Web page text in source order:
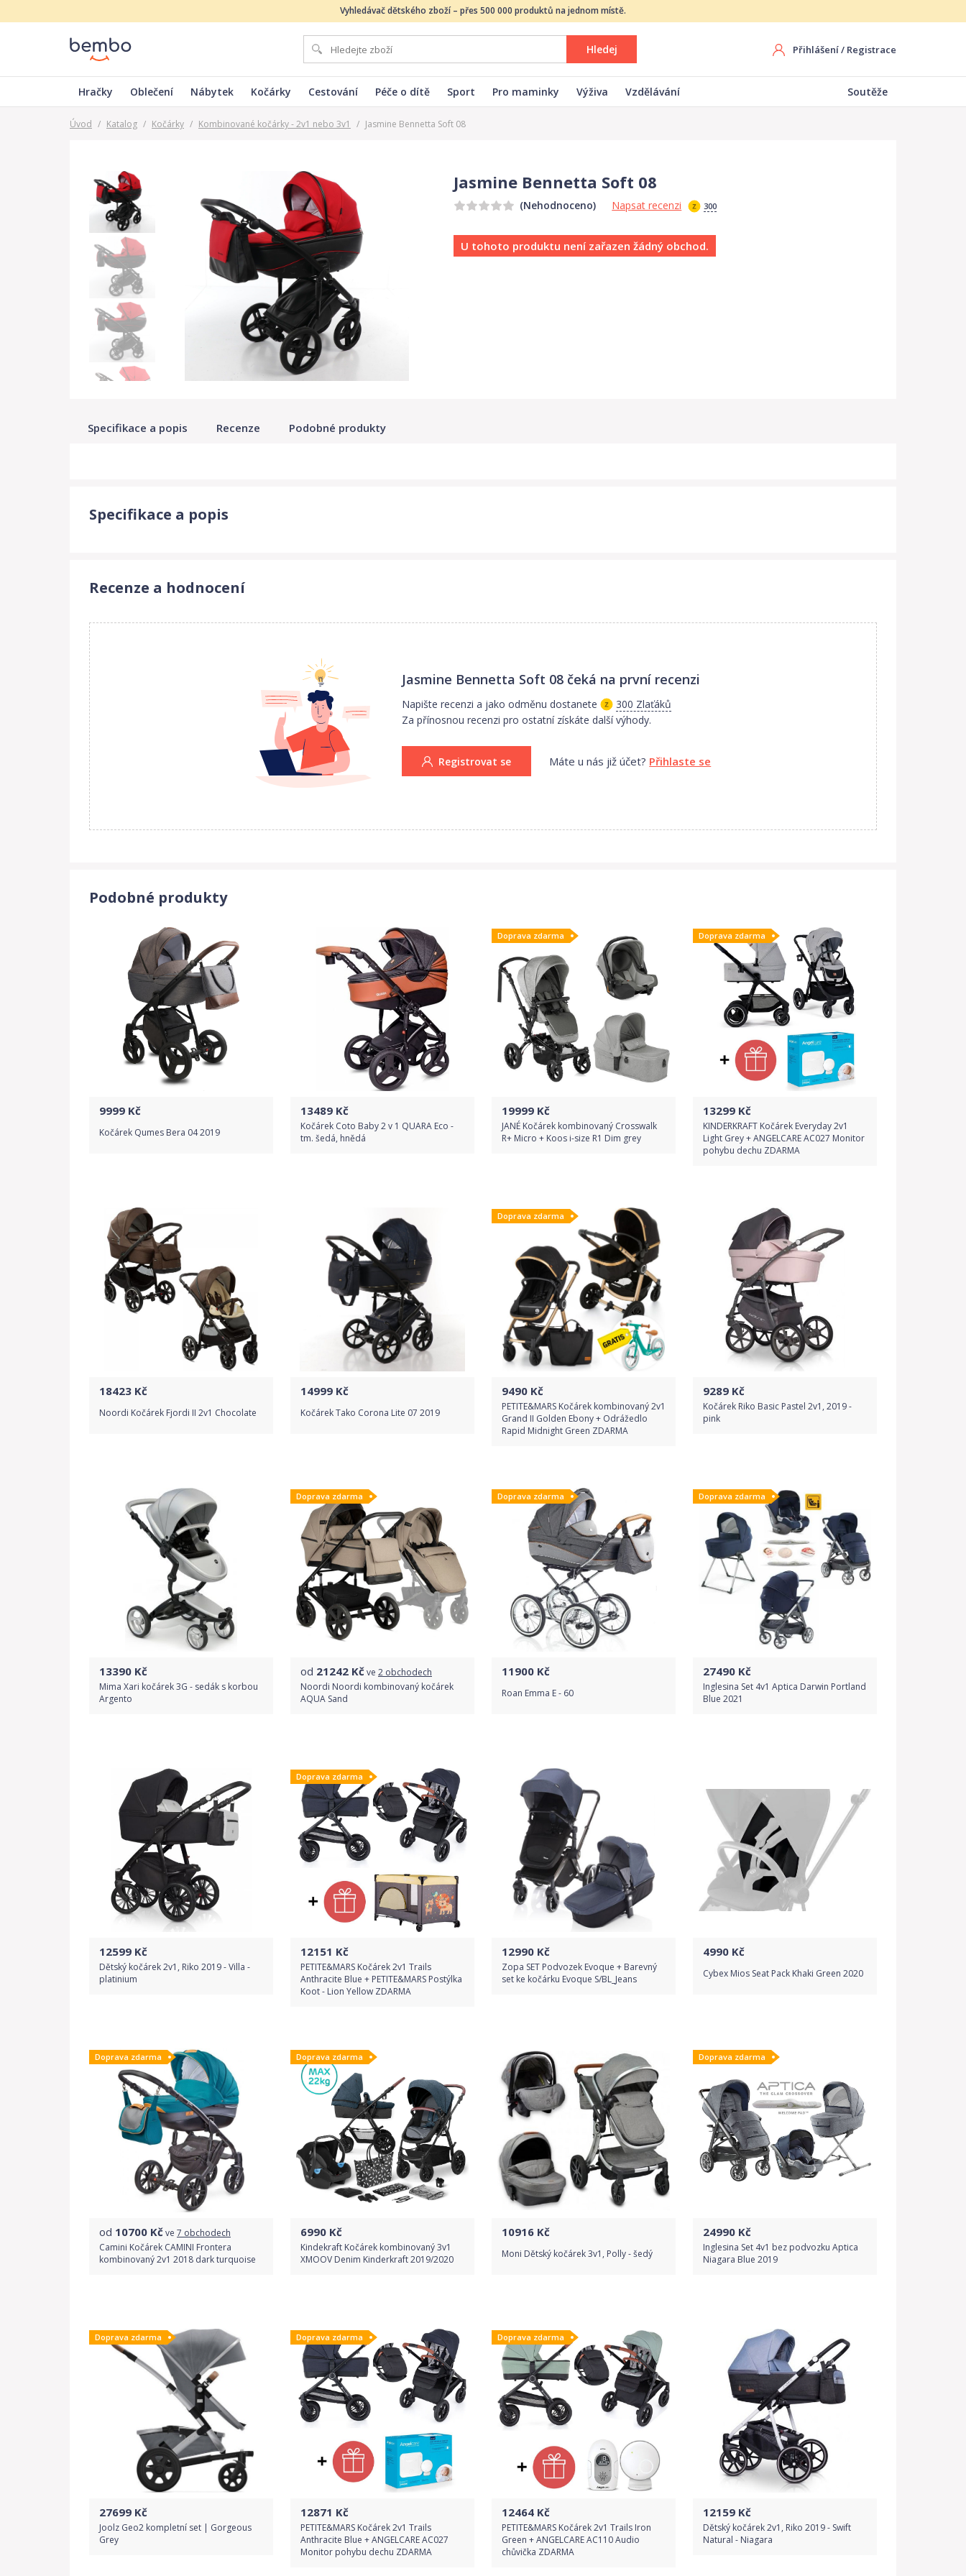
Vyhledávač dětského zboží – přes 500 000 produktů na jednom místě.
Hledej Přihlášení/ Registrace
Hračky Oblečení Nábytek Kočárky Cestování Péče o dítě Sport Pro maminky Výživa Vzdělávání Soutěže
Úvod / Katalog / Kočárky / Kombinované kočárky - 2v1 nebo 3v1 / Jasmine Bennetta Soft 08
Jasmine Bennetta Soft 08
(Nehodnoceno) Napsat recenzi 300
U tohoto produktu není zařazen žádný obchod.
Specifikace a popis Recenze Podobné produkty
Specifikace a popis
Recenze a hodnocení
Jasmine Bennetta Soft 08 čeká na první recenzi
Napište recenzi a jako odměnu dostanete
300 Zlaťáků
Za přínosnou recenzi pro ostatní získáte další výhody.
Registrovat se Máte u nás již účet? Přihlaste se
Podobné produkty
9999 Kč
Kočárek Qumes Bera 04 2019
Detail produktu
13489 Kč
Kočárek Coto Baby 2 v 1 QUARA Eco -
tm. šedá, hnědá
Detail produktu
Doprava zdarma
19999 Kč
JANÉ Kočárek kombinovaný Crosswalk
R+ Micro + Koos i-size R1 Dim grey
Detail produktu
Doprava zdarma
13299 Kč
KINDERKRAFT Kočárek Everyday 2v1
Light Grey + ANGELCARE AC027 Monitor
pohybu dechu ZDARMA
Detail produktu
18423 Kč
Noordi Kočárek Fjordi II 2v1 Chocolate
Detail produktu
14999 Kč
Kočárek Tako Corona Lite 07 2019
Detail produktu
Doprava zdarma
9490 Kč
PETITE&MARS Kočárek kombinovaný 2v1
Grand II Golden Ebony + Odrážedlo
Rapid Midnight Green ZDARMA
Detail produktu
9289 Kč
Kočárek Riko Basic Pastel 2v1, 2019 -
pink
Detail produktu
13390 Kč
Mima Xari kočárek 3G - sedák s korbou
Argento
Detail produktu
Doprava zdarma
od 21242 Kčve 2 obchodech
Noordi Noordi kombinovaný kočárek
AQUA Sand
Doprava zdarma
11900 Kč
Roan Emma E - 60
Detail produktu
Doprava zdarma
27490 Kč
Inglesina Set 4v1 Aptica Darwin Portland
Blue 2021
12599 Kč
Dětský kočárek 2v1, Riko 2019 - Villa -
platinium
Detail produktu
Doprava zdarma
12151 Kč
PETITE&MARS Kočárek 2v1 Trails
Anthracite Blue + PETITE&MARS Postýlka
Koot - Lion Yellow ZDARMA
Detail produktu
12990 Kč
Zopa SET Podvozek Evoque + Barevný
set ke kočárku Evoque S/BL_Jeans
Detail produktu
4990 Kč
Cybex Mios Seat Pack Khaki Green 2020
Detail produktu
Doprava zdarma
od 10700 Kčve 7 obchodech
Camini Kočárek CAMINI Frontera
kombinovaný 2v1 2018 dark turquoise
Doprava zdarma
6990 Kč
Kindekraft Kočárek kombinovaný 3v1
XMOOV Denim Kinderkraft 2019/2020
Detail produktu
10916 Kč
Moni Dětský kočárek 3v1, Polly - šedý
Detail produktu
Doprava zdarma
24990 Kč
Inglesina Set 4v1 bez podvozku Aptica
Niagara Blue 2019
Detail produktu
Doprava zdarma
27699 Kč
Joolz Geo2 kompletní set | Gorgeous
Grey
Doprava zdarma
12871 Kč
PETITE&MARS Kočárek 2v1 Trails
Anthracite Blue + ANGELCARE AC027
Monitor pohybu dechu ZDARMA
Doprava zdarma
12464 Kč
PETITE&MARS Kočárek 2v1 Trails Iron
Green + ANGELCARE AC110 Audio
chůvička ZDARMA
12159 Kč
Dětský kočárek 2v1, Riko 2019 - Swift
Natural - Niagara